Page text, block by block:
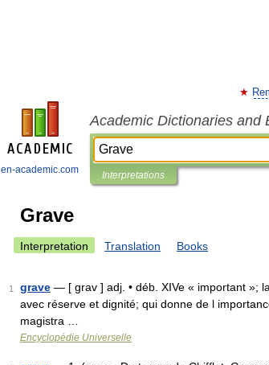
en-academic.com
Academic Dictionaries and
Interpretations
Grave
Interpretation Translation Books
1 grave — [ grav ] adj. • déb. XIVe « important »;
avec réserve et dignité; qui donne de l
magistra …
Encyclopédie Universelle